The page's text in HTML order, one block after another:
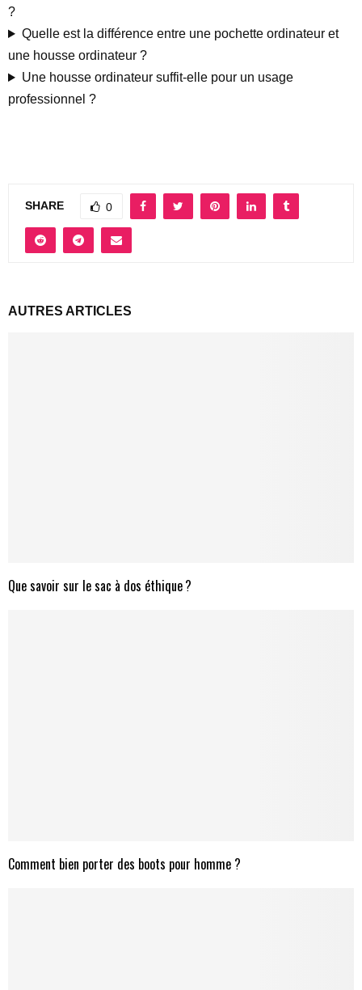
?
Quelle est la différence entre une pochette ordinateur et
une housse ordinateur ?
Une housse ordinateur suffit-elle pour un usage
professionnel ?
SHARE 0
AUTRES ARTICLES
Que savoir sur le sac à dos éthique ?
Comment bien porter des boots pour homme ?